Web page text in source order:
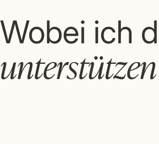
Wobei ich
unterstützen